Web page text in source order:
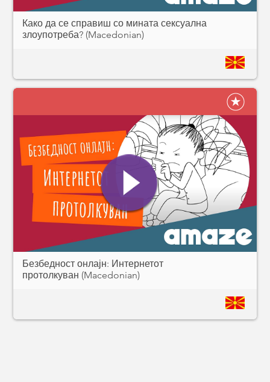
Како да се справиш со мината сексуална
злоупотреба? (Macedonian)
Безбедност онлајн: Интернетот
протолкуван (Macedonian)